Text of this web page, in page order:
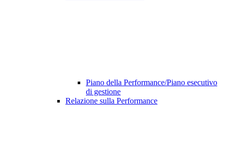
Piano della Performance/Piano esecutivo
di gestione
Relazione sulla Performance